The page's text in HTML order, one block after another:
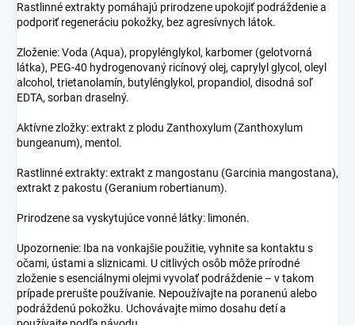
Rastlinné extrakty pomáhajú prirodzene upokojiť podráždenie a
podporiť regeneráciu pokožky, bez agresívnych látok.
Zloženie: Voda (Aqua), propylénglykol, karbomer (gelotvorná
látka), PEG-40 hydrogenovaný ricínový olej, caprylyl glycol, oleyl
alcohol, trietanolamín, butylénglykol, propandiol, disodná soľ
EDTA, sorban draselný.
Aktívne zložky: extrakt z plodu Zanthoxylum (Zanthoxylum
bungeanum), mentol.
Rastlinné extrakty: extrakt z mangostanu (Garcinia mangostana),
extrakt z pakostu (Geranium robertianum).
Prirodzene sa vyskytujúce vonné látky: limonén.
Upozornenie: Iba na vonkajšie použitie, vyhnite sa kontaktu s
očami, ústami a sliznicami. U citlivých osôb môže prírodné
zloženie s esenciálnymi olejmi vyvolať podráždenie – v takom
prípade prerušte používanie. Nepoužívajte na poranenú alebo
podráždenú pokožku. Uchovávajte mimo dosahu detí a